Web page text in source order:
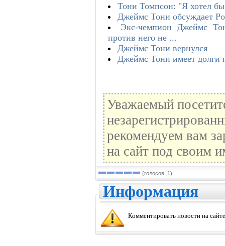
Тони Томпсон: "Я хотел
Джеймс Тони обсуждает
Экс-чемпион Джеймс
против него не ...
Джеймс Тони вернулся
Джеймс Тони имеет долги
Уважаемый
рекомендуем вам
на сайт под своим
(голосов: 1)
Информация
Комментировать новости на